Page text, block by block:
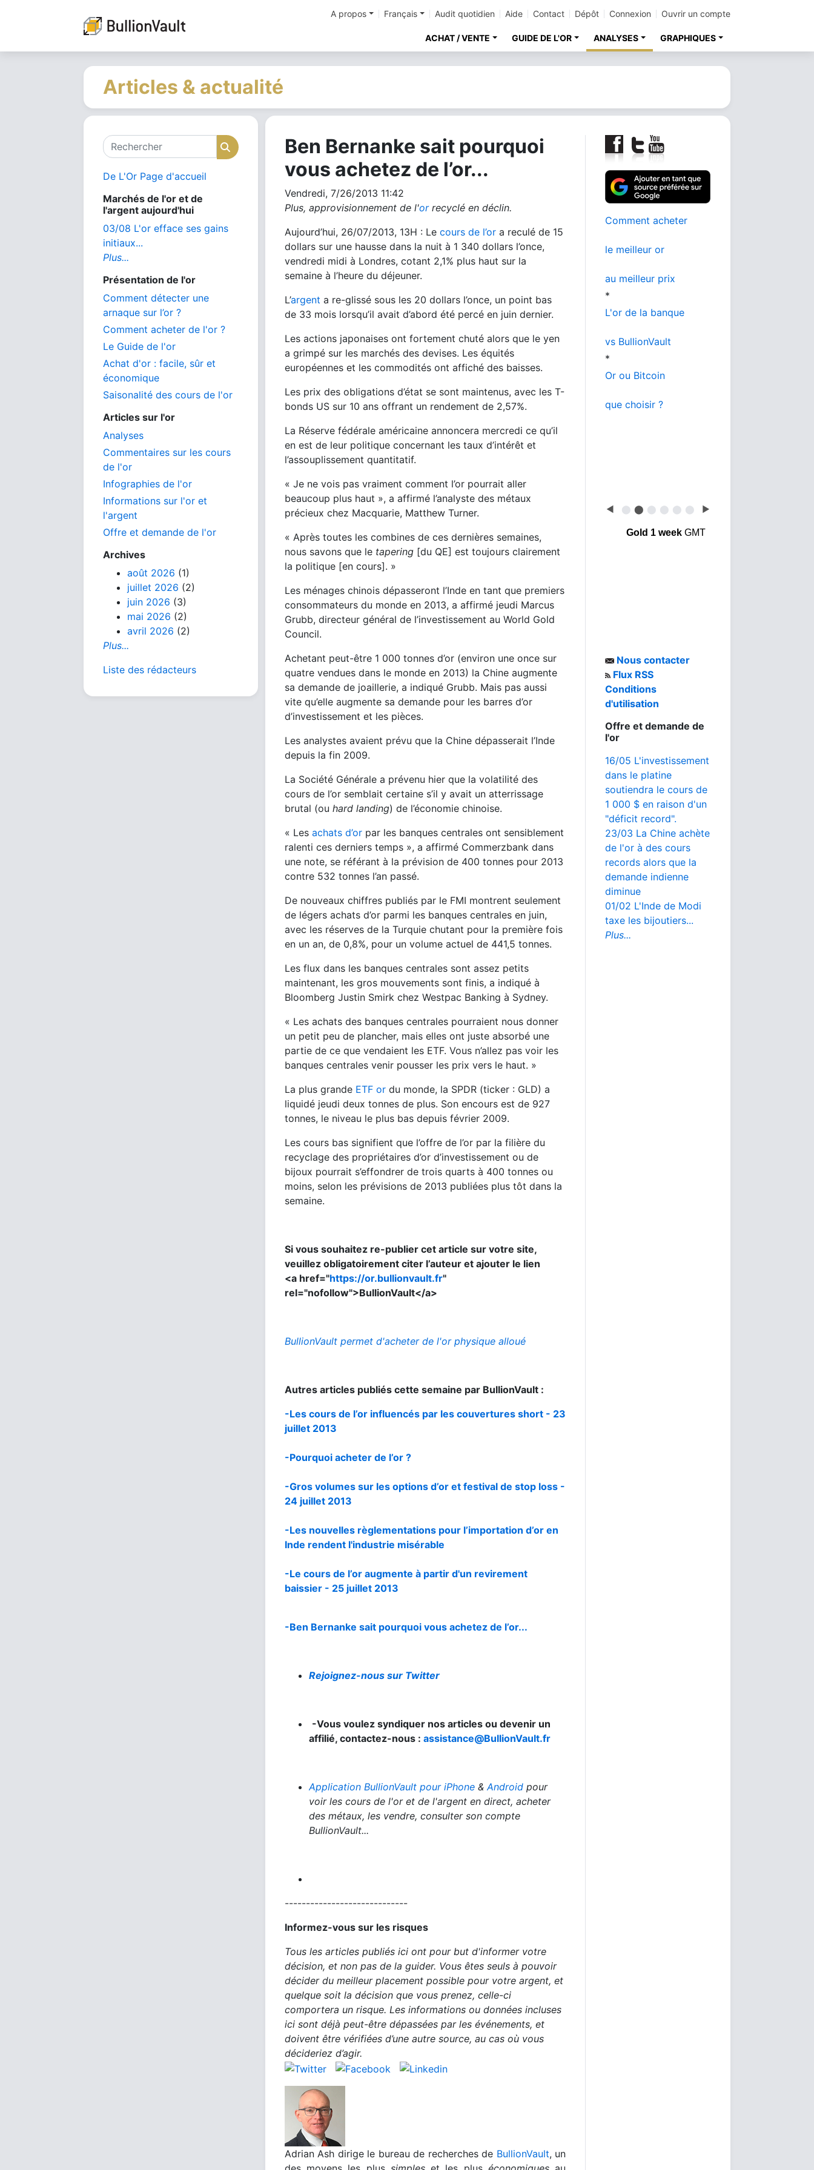
A propos Français Audit quotidien Aide Contact Dépôt Connexion Ouvrir un compte
ACHAT / VENTE GUIDE DE L'OR ANALYSES GRAPHIQUES
Articles & actualité
Rechercher Rechercher
De L'Or Page d'accueil
Marchés de l'or et de
l'argent aujourd'hui
03/08 L'or efface ses gains
initiaux...
Plus...
Présentation de l'or
Comment détecter une
arnaque sur l’or ?
Comment acheter de l'or ?
Le Guide de l'or
Achat d'or : facile, sûr et
économique
Saisonalité des cours de l'or
Articles sur l'or
Analyses
Commentaires sur les cours
de l'or
Infographies de l'or
Informations sur l'or et
l'argent
Offre et demande de l'or
Archives
août 2026 (1)
juillet 2026 (2)
juin 2026 (3)
mai 2026 (2)
avril 2026 (2)
Plus...
Liste des rédacteurs
Ben Bernanke sait pourquoi
vous achetez de l’or...
Vendredi, 7/26/2013 11:42
Plus, approvisionnement de l'orrecyclé en déclin.
Aujourd’hui, 26/07/2013, 13H : Le cours de l’or a reculé de 15
dollars sur une hausse dans la nuit à 1 340 dollars l’once,
vendredi midi à Londres, cotant 2,1% plus haut sur la
semaine à l’heure du déjeuner.
L’argent a re-glissé sous les 20 dollars l’once, un point bas
de 33 mois lorsqu’il avait d’abord été percé en juin dernier.
Les actions japonaises ont fortement chuté alors que le yen
a grimpé sur les marchés des devises. Les équités
européennes et les commodités ont affiché des baisses.
Les prix des obligations d’état se sont maintenus, avec les T-
bonds US sur 10 ans offrant un rendement de 2,57%.
La Réserve fédérale américaine annoncera mercredi ce qu’il
en est de leur politique concernant les taux d’intérêt et
l’assouplissement quantitatif.
« Je ne vois pas vraiment comment l’or pourrait aller
beaucoup plus haut », a affirmé l’analyste des métaux
précieux chez Macquarie, Matthew Turner.
« Après toutes les combines de ces dernières semaines,
nous savons que le tapering [du QE] est toujours clairement
la politique [en cours]. »
Les ménages chinois dépasseront l’Inde en tant que premiers
consommateurs du monde en 2013, a affirmé jeudi Marcus
Grubb, directeur général de l’investissement au World Gold
Council.
Achetant peut-être 1 000 tonnes d’or (environ une once sur
quatre vendues dans le monde en 2013) la Chine augmente
sa demande de joaillerie, a indiqué Grubb. Mais pas aussi
vite qu’elle augmente sa demande pour les barres d’or
d’investissement et les pièces.
Les analystes avaient prévu que la Chine dépasserait l’Inde
depuis la fin 2009.
La Société Générale a prévenu hier que la volatilité des
cours de l’or semblait certaine s’il y avait un atterrissage
brutal (ou hard landing) de l’économie chinoise.
« Les achats d’or par les banques centrales ont sensiblement
ralenti ces derniers temps », a affirmé Commerzbank dans
une note, se référant à la prévision de 400 tonnes pour 2013
contre 532 tonnes l’an passé.
De nouveaux chiffres publiés par le FMI montrent seulement
de légers achats d’or parmi les banques centrales en juin,
avec les réserves de la Turquie chutant pour la première fois
en un an, de 0,8%, pour un volume actuel de 441,5 tonnes.
Les flux dans les banques centrales sont assez petits
maintenant, les gros mouvements sont finis, a indiqué à
Bloomberg Justin Smirk chez Westpac Banking à Sydney.
« Les achats des banques centrales pourraient nous donner
un petit peu de plancher, mais elles ont juste absorbé une
partie de ce que vendaient les ETF. Vous n’allez pas voir les
banques centrales venir pousser les prix vers le haut. »
La plus grande ETF or du monde, la SPDR (ticker : GLD) a
liquidé jeudi deux tonnes de plus. Son encours est de 927
tonnes, le niveau le plus bas depuis février 2009.
Les cours bas signifient que l’offre de l’or par la filière du
recyclage des propriétaires d’or d’investissement ou de
bijoux pourrait s’effondrer de trois quarts à 400 tonnes ou
moins, selon les prévisions de 2013 publiées plus tôt dans la
semaine.
Si vous souhaitez re-publier cet article sur votre site,
veuillez obligatoirement citer l’auteur et ajouter le lien
<a href="https://or.bullionvault.fr"
rel="nofollow">BullionVault</a>
BullionVault permet d'acheter de l'or physique alloué
Autres articles publiés cette semaine par BullionVault :
-Les cours de l’or influencés par les couvertures short - 23
juillet 2013
-Pourquoi acheter de l’or ?
-Gros volumes sur les options d’or et festival de stop loss -
24 juillet 2013
-Les nouvelles règlementations pour l’importation d’or en
Inde rendent l'industrie misérable
-Le cours de l’or augmente à partir d'un revirement
baissier - 25 juillet 2013
-Ben Bernanke sait pourquoi vous achetez de l’or...
Rejoignez-nous sur Twitter
-Vous voulez syndiquer nos articles ou devenir un
affilié, contactez-nous : assistance@BullionVault.fr
Application BullionVault pour iPhone &Android pour
voir les cours de l'or et de l'argent en direct, acheter
des métaux, les vendre, consulter son compte
BullionVault...
-----------------------------
Informez-vous sur les risques
Tous les articles publiés ici ont pour but d'informer votre
décision, et non pas de la guider. Vous êtes seuls à pouvoir
décider du meilleur placement possible pour votre argent, et
quelque soit la décision que vous prenez, celle-ci
comportera un risque. Les informations ou données incluses
ici sont déjà peut-être dépassées par les événements, et
doivent être vérifiées d’une autre source, au cas où vous
décideriez d’agir.
Adrian Ash dirige le bureau de recherches de BullionVault, un
Comment acheter
le meilleur or
au meilleur prix
*
L'or de la banque
vs BullionVault
*
Or ou Bitcoin
que choisir ?
◀ ⬤ ⬤ ⬤ ⬤ ⬤ ⬤ ▶
Gold 1 weekGMT
Nous contacter
Flux RSS
Conditions
d'utilisation
Offre et demande de
l'or
16/05 L'investissement
dans le platine
soutiendra le cours de
1 000 $ en raison d'un
"déficit record".
23/03 La Chine achète
de l'or à des cours
records alors que la
demande indienne
diminue
01/02 L'Inde de Modi
taxe les bijoutiers...
Plus...